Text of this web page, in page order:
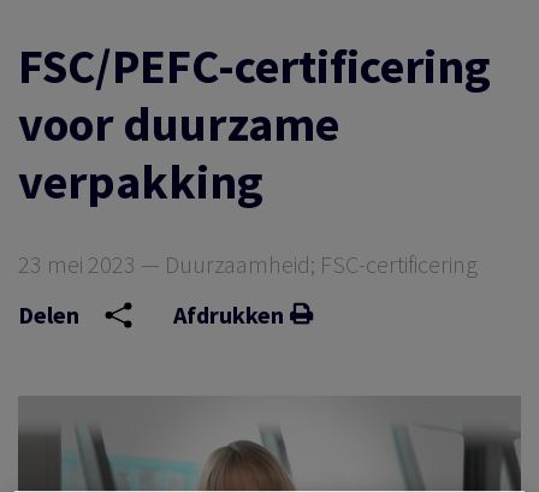
FSC/PEFC-certificering
voor duurzame
verpakking
23 mei 2023 — Duurzaamheid; FSC-certificering
Delen
Afdrukken